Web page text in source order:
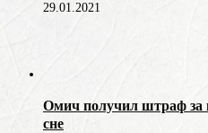
29.01.2021
Омич получил штраф за
сне